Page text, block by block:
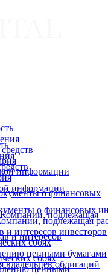
информации
о финансовых
подлежащая
и интересов инвесторов
сбоях
ценными бумагами
владельцев облигаций
информации
о финансовых
подлежащая
и интересов
сбоях
ценными